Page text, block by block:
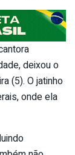
deixou o
(5). O jatinho
onde ela